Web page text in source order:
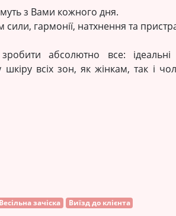
з Вами кожного дня.
гармонії, натхнення та
абсолютно все: ідеальні
всіх зон, як жінкам, так і
Весільна зачіска Виїзд до клієнта